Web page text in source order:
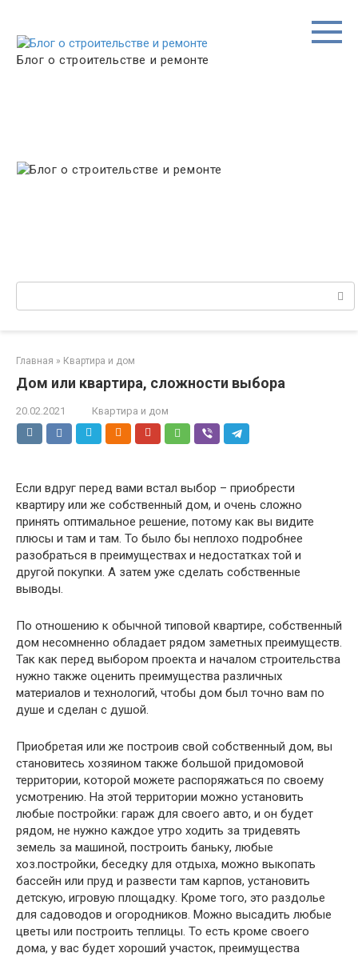
контенту
Блог о строительстве и ремонте
Поиск:
Главная » Квартира и дом
Дом или квартира, сложности выбора
20.02.2021 Квартира и дом
Если вдруг перед вами встал выбор – приобрести
квартиру или же собственный дом, и очень сложно
принять оптимальное решение, потому как вы видите
плюсы и там и там. То было бы неплохо подробнее
разобраться в преимуществах и недостатках той и
другой покупки. А затем уже сделать собственные
выводы.
По отношению к обычной типовой квартире, собственный
дом несомненно обладает рядом заметных преимуществ.
Так как перед выбором проекта и началом строительства
нужно также оценить преимущества различных
материалов и технологий, чтобы дом был точно вам по
душе и сделан с душой.
Приобретая или же построив свой собственный дом, вы
становитесь хозяином также большой придомовой
территории, которой можете распоряжаться по своему
усмотрению. На этой территории можно установить
любые постройки: гараж для своего авто, и он будет
рядом, не нужно каждое утро ходить за тридевять
земель за машиной, построить баньку, любые
хоз.постройки, беседку для отдыха, можно выкопать
бассейн или пруд и развести там карпов, установить
детскую, игровую площадку. Кроме того, это раздолье
для садоводов и огородников. Можно высадить любые
цветы или построить теплицы. То есть кроме своего
дома, у вас будет хороший участок, преимущества